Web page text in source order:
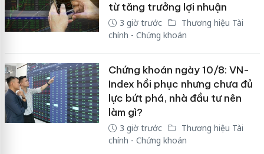
từ tăng trưởng lợi nhuận
3 giờ trước
Thương hiệu Tài
chính - Chứng khoán
Chứng khoán ngày 10/8: VN-
Index hồi phục nhưng chưa đủ
lực bứt phá, nhà đầu tư nên
làm gì?
3 giờ trước
Thương hiệu Tài
chính - Chứng khoán